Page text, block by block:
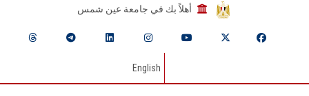
أهلاً بك في جامعة عين شمس
English